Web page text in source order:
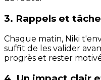
3. Rappels et
Chaque matin, Niki
suffit de les valider
progrès et rester